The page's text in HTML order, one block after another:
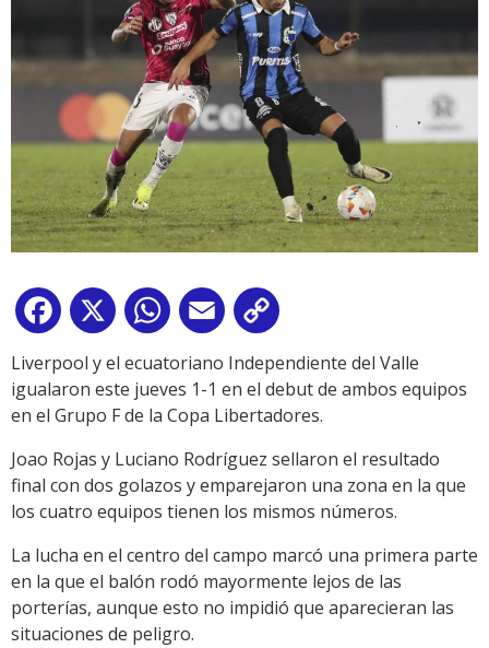
Facebook
X WhatsApp
Email
Link
Liverpool y el ecuatoriano Independiente del Valle
igualaron este jueves 1-1 en el debut de ambos equipos
en el Grupo F de la Copa Libertadores.
Joao Rojas y Luciano Rodríguez sellaron el resultado
final con dos golazos y emparejaron una zona en la que
los cuatro equipos tienen los mismos números.
La lucha en el centro del campo marcó una primera parte
en la que el balón rodó mayormente lejos de las
porterías, aunque esto no impidió que aparecieran las
situaciones de peligro.